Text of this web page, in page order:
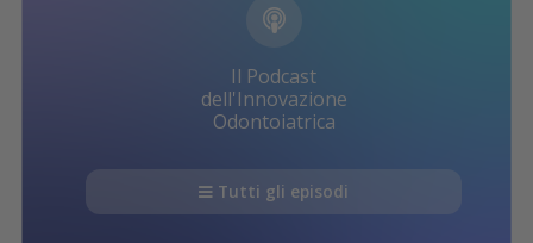
Il Podcast
dell'Innovazione
Odontoiatrica
Tutti gli episodi